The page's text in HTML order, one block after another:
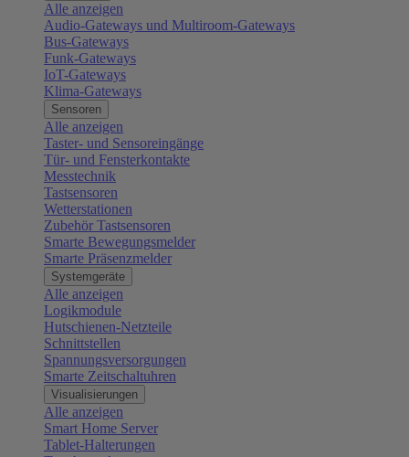
Alle anzeigen
Audio-Gateways und Multiroom-Gateways
Bus-Gateways
Funk-Gateways
IoT-Gateways
Klima-Gateways
Sensoren
Alle anzeigen
Taster- und Sensoreingänge
Tür- und Fensterkontakte
Messtechnik
Tastsensoren
Wetterstationen
Zubehör Tastsensoren
Smarte Bewegungsmelder
Smarte Präsenzmelder
Systemgeräte
Alle anzeigen
Logikmodule
Hutschienen-Netzteile
Schnittstellen
Spannungsversorgungen
Smarte Zeitschaltuhren
Visualisierungen
Alle anzeigen
Smart Home Server
Tablet-Halterungen